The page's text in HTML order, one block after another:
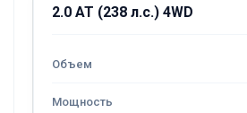
2.0 AT (238 л.с.) 4WD